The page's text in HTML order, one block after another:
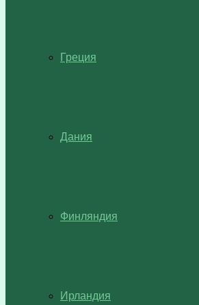
Греция
Дания
Финляндия
Ирландия